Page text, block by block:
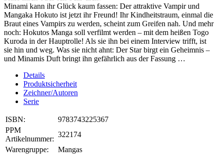
Minami kann ihr Glück kaum fassen: Der attraktive Vampir und
Mangaka Hokuto ist jetzt ihr Freund! Ihr Kindheitstraum, einmal die
Braut eines Vampirs zu werden, scheint zum Greifen nah. Und mehr
noch: Hokutos Manga soll verfilmt werden – mit dem heißen Togo
Kuroda in der Hauptrolle! Als sie ihn bei einem Interview trifft, ist
sie hin und weg. Was sie nicht ahnt: Der Star birgt ein Geheimnis –
und Minamis Duft bringt ihn gefährlich aus der Fassung …
Details
Produktsicherheit
Zeichner/Autoren
Serie
ISBN:
9783743225367
PPM
Artikelnummer:
322174
Warengruppe:
Mangas